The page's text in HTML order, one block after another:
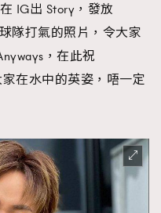
IG出 Story，發放
隊打氣的照片，令大家
，在此祝
家在水中的英姿，唔一定